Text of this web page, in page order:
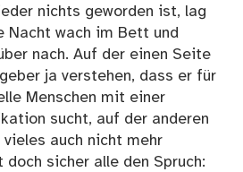
nichts geworden ist, lag
Nacht wach im Bett und
nach. Auf der einen Seite
ja verstehen, dass er für
Menschen mit einer
sucht, auf der anderen
auch nicht mehr
doch sicher alle den Spruch: